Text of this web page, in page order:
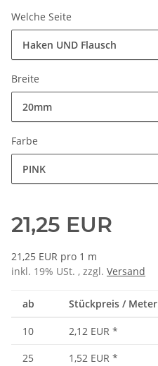
Welche Seite
Haken UND Flausch
Breite
20mm
Farbe
PINK
21,25 EUR
21,25 EUR pro 1 m
inkl. 19% USt. , zzgl. Versand
ab Stückpreis / Meter
10 2,12 EUR *
25
1,52 EUR *